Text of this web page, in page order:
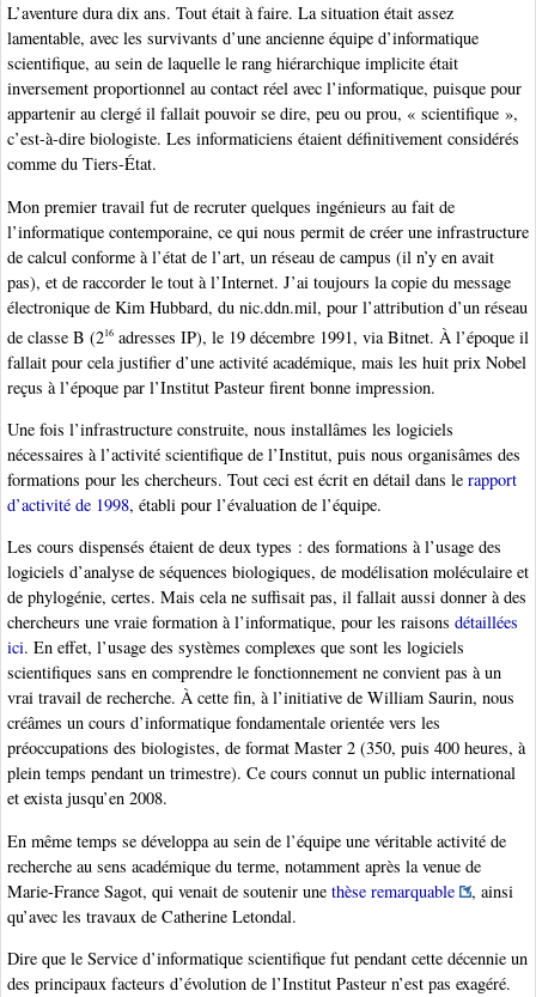
L’aventure dura dix ans. Tout était à faire. La situation était assez
lamentable, avec les survivants d’une ancienne équipe d’informatique
scientifique, au sein de laquelle le rang hiérarchique implicite était
inversement proportionnel au contact réel avec l’informatique, puisque pour
appartenir au clergé il fallait pouvoir se dire, peu ou prou, « scientifique »,
c’est-à-dire biologiste. Les informaticiens étaient définitivement considérés
comme du Tiers-État.
Mon premier travail fut de recruter quelques ingénieurs au fait de
l’informatique contemporaine, ce qui nous permit de créer une infrastructure
de calcul conforme à l’état de l’art, un réseau de campus (il n’y en avait
pas), et de raccorder le tout à l’Internet. J’ai toujours la copie du message
électronique de Kim Hubbard, du nic.ddn.mil, pour l’attribution d’un réseau
de classe B (216 adresses IP), le 19 décembre 1991, via Bitnet. À l’époque il
fallait pour cela justifier d’une activité académique, mais les huit prix Nobel
reçus à l’époque par l’Institut Pasteur firent bonne impression.
Une fois l’infrastructure construite, nous installâmes les logiciels
nécessaires à l’activité scientifique de l’Institut, puis nous organisâmes des
formations pour les chercheurs. Tout ceci est écrit en détail dans le rapport
d’activité de 1998, établi pour l’évaluation de l’équipe.
Les cours dispensés étaient de deux types : des formations à l’usage des
logiciels d’analyse de séquences biologiques, de modélisation moléculaire et
de phylogénie, certes. Mais cela ne suffisait pas, il fallait aussi donner à des
chercheurs une vraie formation à l’informatique, pour les raisons détaillées
ici. En effet, l’usage des systèmes complexes que sont les logiciels
scientifiques sans en comprendre le fonctionnement ne convient pas à un
vrai travail de recherche. À cette fin, à l’initiative de William Saurin, nous
créâmes un cours d’informatique fondamentale orientée vers les
préoccupations des biologistes, de format Master 2 (350, puis 400 heures, à
plein temps pendant un trimestre). Ce cours connut un public international
et exista jusqu’en 2008.
En même temps se développa au sein de l’équipe une véritable activité de
recherche au sens académique du terme, notamment après la venue de
Marie-France Sagot, qui venait de soutenir une thèse remarquable
, ainsi
qu’avec les travaux de Catherine Letondal.
Dire que le Service d’informatique scientifique fut pendant cette décennie un
des principaux facteurs d’évolution de l’Institut Pasteur n’est pas exagéré.